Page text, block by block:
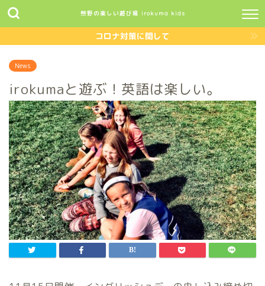
熊野の楽しい遊び場 irokuma kids
コロナ対策に関して
News
irokumaと遊ぶ！英語は楽しい。